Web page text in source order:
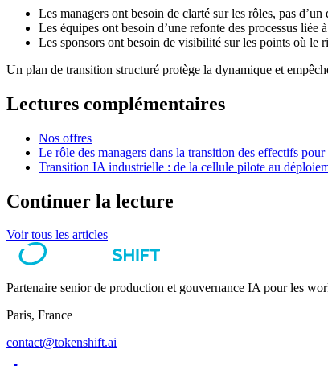
Les managers ont besoin de clarté sur les rôles, pas
Les équipes ont besoin d’une refonte des processus liée
Les sponsors ont besoin de visibilité sur les points où le
Un plan de transition structuré protège la dynamique et
Lectures complémentaires
Nos offres
Le rôle des managers dans la transition des effectifs
Transition IA industrielle : de la cellule pilote au
Continuer la lecture
Voir tous les articles
Partenaire senior de production et gouvernance IA pour les
Paris, France
contact@tokenshift.ai